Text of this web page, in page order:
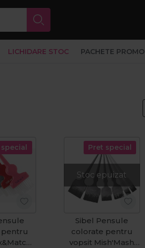
LICHIDARE STOC PACHETE PROMO
Stoc epuizat
Pret special
Sibel Pensule
colorate pentru
vopsit Mish'Mash